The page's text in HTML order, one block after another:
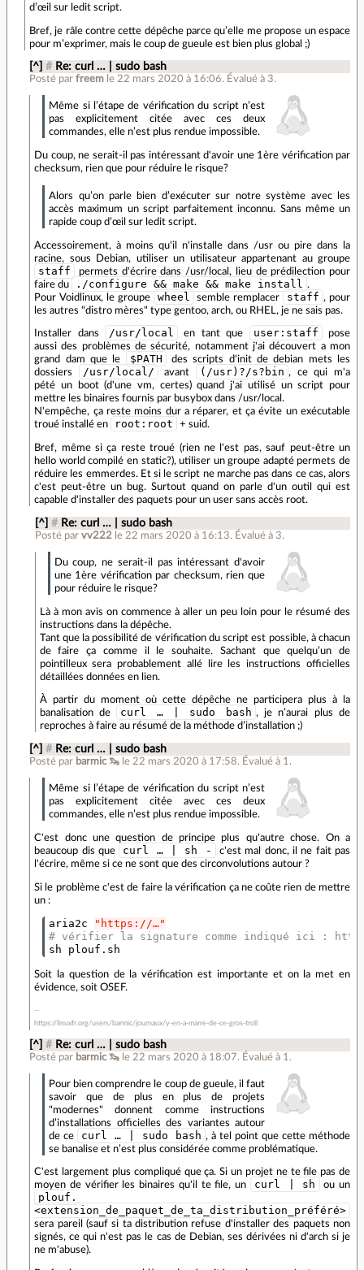
d’œil sur ledit script.
Bref, je râle contre cette dépêche parce qu’elle me propose un espace
pour m’exprimer, mais le coup de gueule est bien plus global ;)
[^] # Re: curl … | sudo bash
Posté parfreem le 22 mars 2020 à 16:06. Évalué à 3.
Même si l’étape de vérification du script n’est
pas explicitement citée avec ces deux
commandes, elle n’est plus rendue impossible.
Du coup, ne serait-il pas intéressant d'avoir une 1ère vérification par
checksum, rien que pour réduire le risque?
Alors qu’on parle bien d’exécuter sur notre système avec les
accès maximum un script parfaitement inconnu. Sans même un
rapide coup d’œil sur ledit script.
Accessoirement, à moins qu'il n'installe dans /usr ou pire dans la
racine, sous Debian, utiliser un utilisateur appartenant au groupe
staff
permets d'écrire dans /usr/local, lieu de prédilection pour
faire du
./configure && make && make install
.
Pour Voidlinux, le groupe
wheel semble remplacer staff , pour
les autres "distro mères" type gentoo, arch, ou RHEL, je ne sais pas.
Installer dans /usr/local en tant que user:staff
pose
aussi des problèmes de sécurité, notamment j'ai découvert a mon
grand dam que le
$PATH
des scripts d'init de debian mets les
dossiers
/usr/local/ avant (/usr)?/s?bin , ce qui m'a
pété un boot (d'une vm, certes) quand j'ai utilisé un script pour
mettre les binaires fournis par busybox dans /usr/local.
N'empêche, ça reste moins dur a réparer, et ça évite un exécutable
troué installé en
root:root + suid.
Bref, même si ça reste troué (rien ne l'est pas, sauf peut-être un
hello world compilé en static?), utiliser un groupe adapté permets de
réduire les emmerdes. Et si le script ne marche pas dans ce cas, alors
c'est peut-être un bug. Surtout quand on parle d'un outil qui est
capable d'installer des paquets pour un user sans accès root.
[^] # Re: curl … | sudo bash
Posté par vv222 le 22 mars 2020 à 16:13. Évalué à 3.
Du coup, ne serait-il pas intéressant d'avoir
une 1ère vérification par checksum, rien que
pour réduire le risque?
Là à mon avis on commence à aller un peu loin pour le résumé des
instructions dans la dépêche.
Tant que la possibilité de vérification du script est possible, à chacun
de faire ça comme il le souhaite. Sachant que quelqu’un de
pointilleux sera probablement allé lire les instructions officielles
détaillées données en lien.
À partir du moment où cette dépêche ne participera plus à la
banalisation de
curl … | sudo bash , je n’aurai plus de
reproches à faire au résumé de la méthode d’installation ;)
[^] # Re: curl … | sudo bash
Posté par barmic 🦦 le 22 mars 2020 à 17:58. Évalué à 1 .
Même si l’étape de vérification du script n’est
pas explicitement citée avec ces deux
commandes, elle n’est plus rendue impossible.
C'est donc une question de principe plus qu'autre chose. On a
beaucoup dis que
curl … | sh -
c'est mal donc, il ne fait pas
l'écrire, même si ce ne sont que des circonvolutions autour ?
Si le problème c'est de faire la vérification ça ne coûte rien de mettre
un :
aria2c
"https://…"
# vérifier la signature comme indiqué ici :
sh plouf.sh
Soit la question de la vérification est importante et on la met en
évidence, soit OSEF.
https://linuxfr.org/users/barmic/journaux/y-en-a-marre-de-ce-gros-troll
[^] # Re: curl … | sudo bash
Posté par barmic 🦦 le 22 mars 2020 à 18:07. Évalué à 1 .
Pour bien comprendre le coup de gueule, il faut
savoir que de plus en plus de projets
"modernes" donnent comme instructions
d’installations officielles des variantes autour
de ce
curl … | sudo bash , à tel point que cette méthode
se banalise et n’est plus considérée comme problématique.
C'est largement plus compliqué que ça. Si un projet ne te file pas de
moyen de vérifier les binaires qu'il te file, un
curl | sh ou un
plouf.
<extension_de_paquet_de_ta_distribution_préféré>
sera pareil (sauf si ta distribution refuse d'installer des paquets non
signés, ce qui n'est pas le cas de Debian, ses dérivées ni d'arch si je
ne m'abuse).